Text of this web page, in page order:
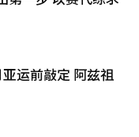
亚运前敲定 阿兹祖